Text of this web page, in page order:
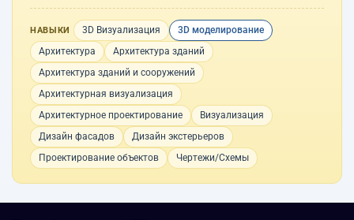
НАВЫКИ 3D Визуализация
3D моделирование
Архитектура
Архитектура зданий
Архитектура зданий и сооружений
Архитектурная визуализация
Архитектурное проектирование
Визуализация
Дизайн фасадов
Дизайн экстерьеров
Проектирование объектов
Чертежи/Схемы